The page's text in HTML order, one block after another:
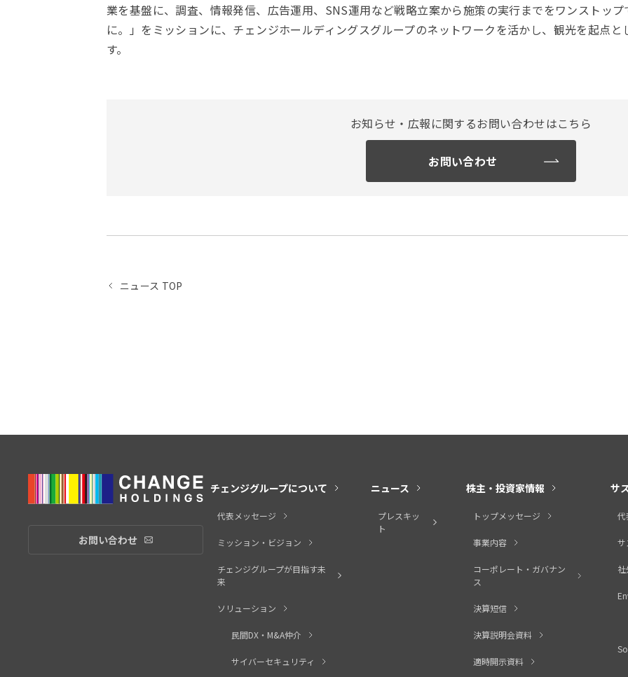
業を基盤に、調査、情報発信、広告運用、SNS運用など戦略立案から施策の実行までをワンストッ
に。」をミッションに、チェンジホールディングスグループのネットワークを活かし、観光を起点
す。
お知らせ・広報に関するお問い合わせはこちら
お問い合わせ
ニュース TOP
お問い合わせ お問い合わせリンク
チェンジグループについて
代表メッセージ
ミッション・ビジョン
チェンジグループが目指す未
来
ソリューション
民間DX・M&A仲介
サイバーセキュリティ
ニュース
プレスキッ
ト
株主・投資家情報
トップメッセージ
事業内容
コーポレート・ガバナン
ス
決算短信
決算説明会資料
適時開示資料
サ
代
サ